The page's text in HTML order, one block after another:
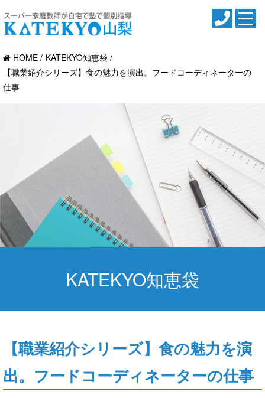
HOME
KATEKYO知恵袋
【職業紹介シリーズ】食の魅力を演出。フードコーディネーターの
仕事
KATEKYO知恵袋
【職業紹介シリーズ】食の魅力を演
出。フードコーディネーターの仕事